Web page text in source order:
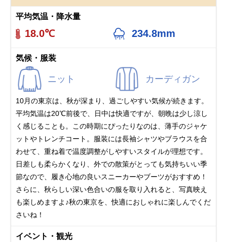
平均気温・降水量
18.0℃ 234.8mm
気候・服装
ニット カーディガン
10月の東京は、秋が深まり、過ごしやすい気候が続きます。
平均気温は20℃前後で、日中は快適ですが、朝晩は少し涼し
く感じることも。この時期にぴったりなのは、薄手のジャケ
ットやトレンチコート。服装には長袖シャツやブラウスを合
わせて、重ね着で温度調整がしやすいスタイルが理想です。
日差しも柔らかくなり、外での散策がとっても気持ちいい季
節なので、履き心地の良いスニーカーやブーツがおすすめ！
さらに、秋らしい深い色合いの服を取り入れると、写真映え
も楽しめますよ♪秋の東京を、快適におしゃれに楽しんでくだ
さいね！
イベント・観光